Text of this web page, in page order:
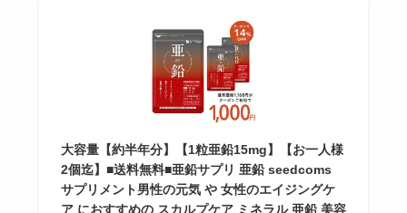
大容量【約半年分】【1粒亜鉛15mg】【お一人様
2個迄】■送料無料■亜鉛サプリ 亜鉛 seedcoms
サプリメント男性の元気 や 女性のエイジングケ
ア におすすめの スカルプケア ミネラル 亜鉛 美容